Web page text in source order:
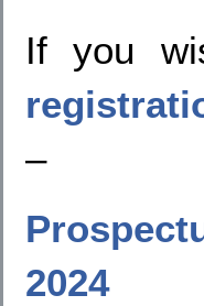
If you
–
2024โปร